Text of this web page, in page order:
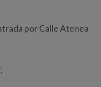
por Calle Atenea